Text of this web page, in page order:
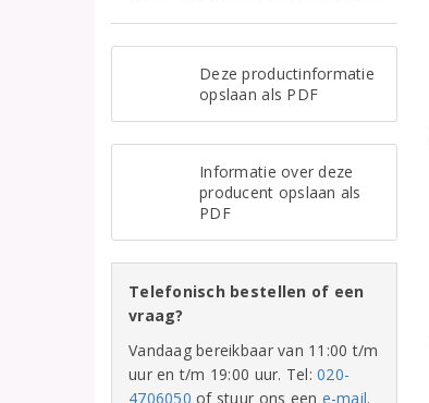
Deze productinformatie
opslaan als PDF
Informatie over deze
producent opslaan als
PDF
Telefonisch bestellen of een
vraag?
Vandaag bereikbaar van 11:00 t/m
uur en t/m 19:00 uur. Tel:020-
4706050 of stuur ons een e-mail.